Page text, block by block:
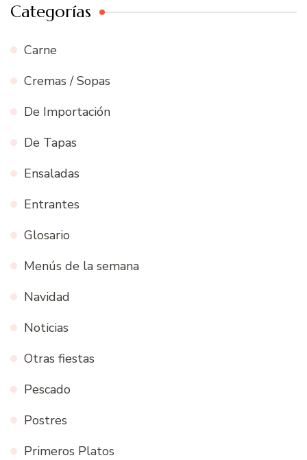
Categorías
Carne
Cremas / Sopas
De Importación
De Tapas
Ensaladas
Entrantes
Glosario
Menús de la semana
Navidad
Noticias
Otras fiestas
Pescado
Postres
Primeros Platos